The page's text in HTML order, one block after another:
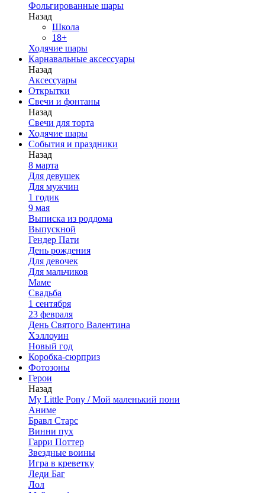
Фольгированные шары
Назад
Школа
18+
Ходячие шары
Карнавальные аксессуары
Назад
Аксессуары
Открытки
Свечи и фонтаны
Назад
Свечи для торта
Ходячие шары
События и праздники
Назад
8 марта
Для девушек
Для мужчин
1 годик
9 мая
Выписка из роддома
Выпускной
Гендер Пати
День рождения
Для девочек
Для мальчиков
Маме
Свадьба
1 сентября
23 февраля
День Святого Валентина
Хэллоуин
Новый год
Коробка-сюрприз
Фотозоны
Герои
Назад
My Little Pony / Мой маленький пони
Аниме
Бравл Старс
Винни пух
Гарри Поттер
Звездные воины
Игра в креветку
Леди Баг
Лол